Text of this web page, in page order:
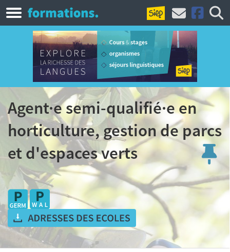
Agent·e semi-qualifié·e en
horticulture, gestion de parcs
et d'espaces verts